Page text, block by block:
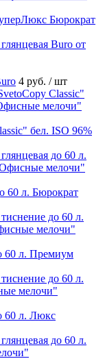
Бюрократ
4 руб. / шт
бел. ISO 96%
60 л. Бюрократ
60 л. Премиум
60 л. Люкс